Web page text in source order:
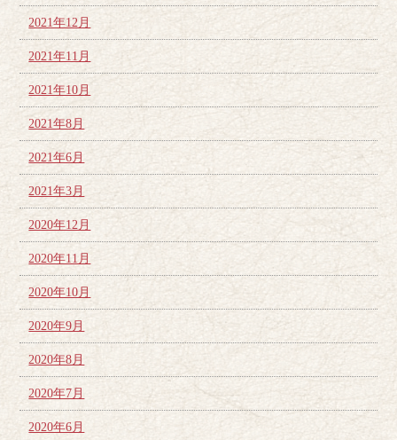
2021年12月
2021年11月
2021年10月
2021年8月
2021年6月
2021年3月
2020年12月
2020年11月
2020年10月
2020年9月
2020年8月
2020年7月
2020年6月